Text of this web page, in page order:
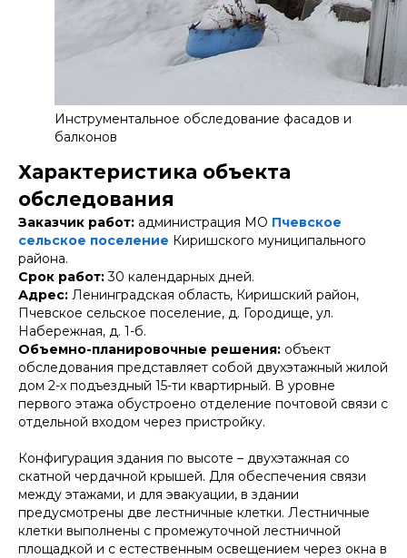
Инструментальное обследование фасадов и
балконов
Характеристика объекта
обследования
Заказчик работ: администрация МО Пчевское
сельское поселение Киришского муниципального
района.
Срок работ:30 календарных дней.
Адрес: Ленинградская область, Киришский район,
Пчевское сельское поселение, д. Городище, ул.
Набережная, д. 1-б.
Объемно-планировочные решения: объект
обследования представляет собой двухэтажный жилой
дом 2-х подъездный 15-ти квартирный. В уровне
первого этажа обустроено отделение почтовой связи с
отдельной входом через пристройку.
Конфигурация здания по высоте – двухэтажная со
скатной чердачной крышей. Для обеспечения связи
между этажами, и для эвакуации, в здании
предусмотрены две лестничные клетки. Лестничные
клетки выполнены с промежуточной лестничной
площадкой и с естественным освещением через окна в